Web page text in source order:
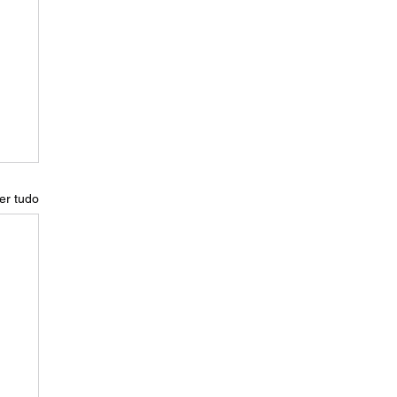
tudo